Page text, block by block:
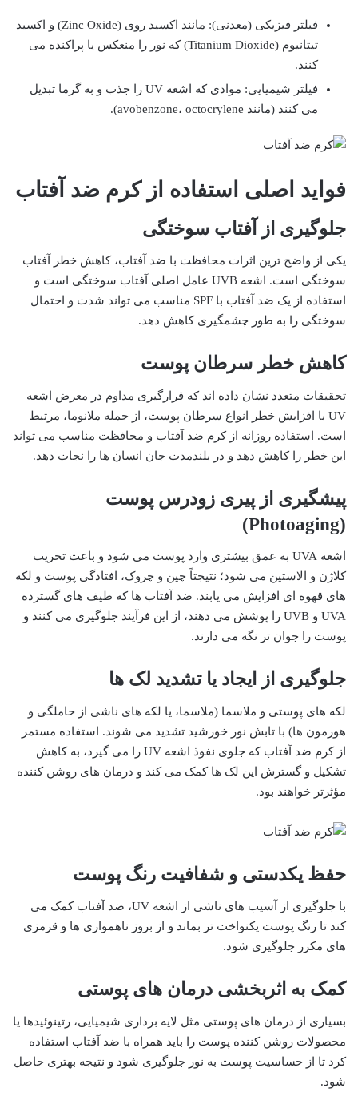
فیلتر فیزیکی (معدنی): مانند اکسید روی (Zinc Oxide) و اکسید
تیتانیوم (Titanium Dioxide) که نور را منعکس یا پراکنده می
کنند.
فیلتر شیمیایی: موادی که اشعه UV را جذب و به گرما تبدیل
می کنند (مانند avobenzone، octocrylene).
فواید اصلی استفاده از کرم ضد آفتاب
جلوگیری از آفتاب سوختگی
یکی از واضح ترین اثرات محافظت با ضد آفتاب، کاهش خطر آفتاب
سوختگی است. اشعه UVB عامل اصلی آفتاب سوختگی است و
استفاده از یک ضد آفتاب با SPF مناسب می تواند شدت و احتمال
سوختگی را به طور چشمگیری کاهش دهد.
کاهش خطر سرطان پوست
تحقیقات متعدد نشان داده اند که قرارگیری مداوم در معرض اشعه
UV با افزایش خطر انواع سرطان پوست، از جمله ملانوما، مرتبط
است. استفاده روزانه از کرم ضد آفتاب و محافظت مناسب می تواند
این خطر را کاهش دهد و در بلندمدت جان انسان ها را نجات دهد.
پیشگیری از پیری زودرس پوست
(Photoaging)
اشعه UVA به عمق بیشتری وارد پوست می شود و باعث تخریب
کلاژن و الاستین می شود؛ نتیجتاً چین و چروک، افتادگی پوست و لکه
های قهوه ای افزایش می یابند. ضد آفتاب ها که طیف های گسترده
UVA و UVB را پوشش می دهند، از این فرآیند جلوگیری می کنند و
پوست را جوان تر نگه می دارند.
جلوگیری از ایجاد یا تشدید لک ها
لکه های پوستی و ملاسما (ملاسما، یا لکه های ناشی از حاملگی و
هورمون ها) با تابش نور خورشید تشدید می شوند. استفاده مستمر
از کرم ضد آفتاب که جلوی نفوذ اشعه UV را می گیرد، به کاهش
تشکیل و گسترش این لک ها کمک می کند و درمان های روشن کننده
مؤثرتر خواهند بود.
حفظ یکدستی و شفافیت رنگ پوست
با جلوگیری از آسیب های ناشی از اشعه UV، ضد آفتاب کمک می
کند تا رنگ پوست یکنواخت تر بماند و از بروز ناهمواری ها و قرمزی
های مکرر جلوگیری شود.
کمک به اثربخشی درمان های پوستی
بسیاری از درمان های پوستی مثل لایه برداری شیمیایی، رتینوئیدها یا
محصولات روشن کننده پوست را باید همراه با ضد آفتاب استفاده
کرد تا از حساسیت پوست به نور جلوگیری شود و نتیجه بهتری حاصل
شود.